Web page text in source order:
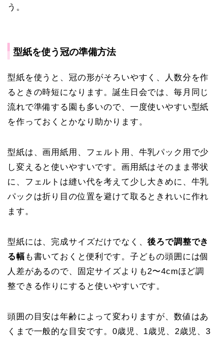
う。
型紙を使う冠の準備方法
型紙を使うと、冠の形がそろいやすく、人数分を作
るときの時短になります。誕生日会では、毎月同じ
流れで準備する園も多いので、一度使いやすい型紙
を作っておくとかなり助かります。
型紙は、画用紙用、フェルト用、牛乳パック用で少
し変えると使いやすいです。画用紙はそのまま帯状
に、フェルトは縫い代を考えて少し大きめに、牛乳
パックは折り目の位置を避けて取るときれいに作れ
ます。
型紙には、完成サイズだけでなく、後ろで調整でき
る幅 も書いておくと便利です。子どもの頭囲には個
人差があるので、固定サイズよりも2〜4cmほど調
整できる作りにすると使いやすいです。
頭囲の目安は年齢によって変わりますが、数値はあ
くまで一般的な目安です。0歳児、1歳児、2歳児、3